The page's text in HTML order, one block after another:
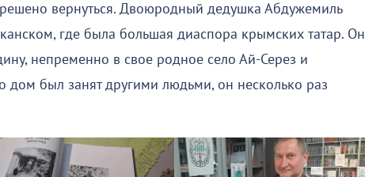
вернуться. Двоюродный дедушка Абдужемиль
где была большая диаспора крымских татар. Он
непременно в свое родное село Ай-Серез и
дом был занят другими людьми, он несколько раз